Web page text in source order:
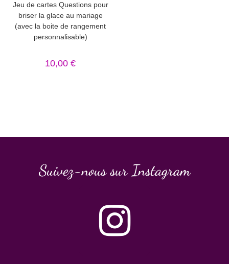
Jeu de cartes Questions pour
briser la glace au mariage
(avec la boite de rangement
personnalisable)
10,00€
Suivez-nous sur Instagram